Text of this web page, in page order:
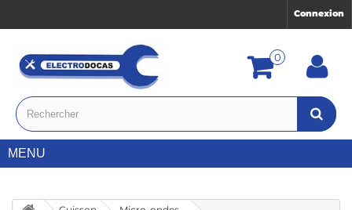
Connexion
0
MENU